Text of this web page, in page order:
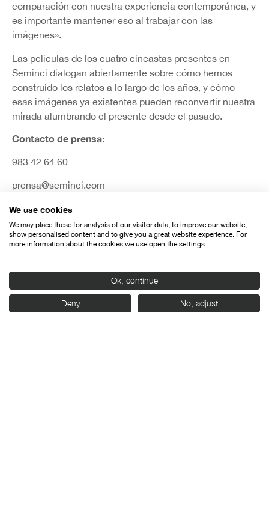
comparación con nuestra experiencia contemporánea, y
es importante mantener eso al trabajar con las
imágenes».
Las películas de los cuatro cineastas presentes en
Seminci dialogan abiertamente sobre cómo hemos
construido los relatos a lo largo de los años, y cómo
esas imágenes ya existentes pueden reconvertir nuestra
mirada alumbrando el presente desde el pasado.
Contacto de prensa:
983 42 64 60
prensa@seminci.com
We use cookies
We may place these for analysis of our visitor data, to improve our website,
show personalised content and to give you a great website experience. For
more information about the cookies we use open the settings.
Ok, continue
Deny No, adjust